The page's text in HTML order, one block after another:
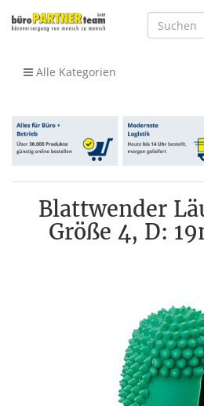
Alle Kategorien
Blattwender
Größe 4, D: